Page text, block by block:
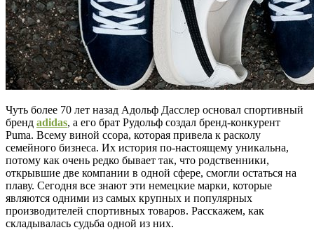
Чуть более 70 лет назад Адольф Дасслер основал спортивный
бренд adidas, а его брат Рудольф создал бренд-конкурент
Puma. Всему виной ссора, которая привела к расколу
семейного бизнеса. Их история по-настоящему уникальна,
потому как очень редко бывает так, что родственники,
открывшие две компании в одной сфере, смогли остаться на
плаву. Сегодня все знают эти немецкие марки, которые
являются одними из самых крупных и популярных
производителей спортивных товаров. Расскажем, как
складывалась судьба одной из них.